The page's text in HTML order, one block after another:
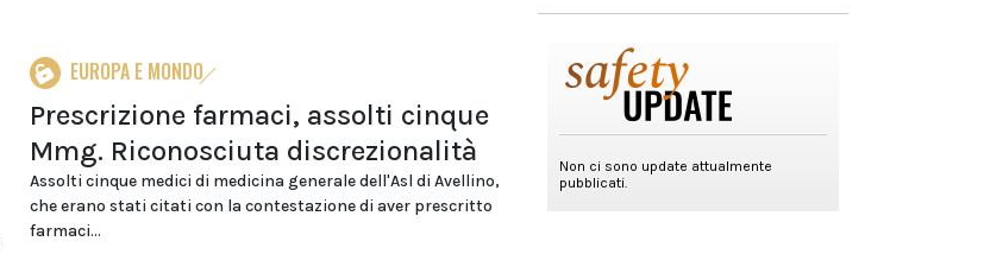
EUROPA E MONDO
Prescrizione farmaci, assolti cinque
Mmg. Riconosciuta discrezionalità
Assolti cinque medici di medicina generale dell'Asl di Avellino,
che erano stati citati con la contestazione di aver prescritto
farmaci...